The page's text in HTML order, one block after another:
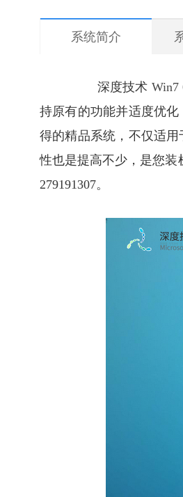
系统简介
深度技术 Win7
持原有的功能并适度优
得的精品系统，不仅适
性也是提高不少，是您
279191307。